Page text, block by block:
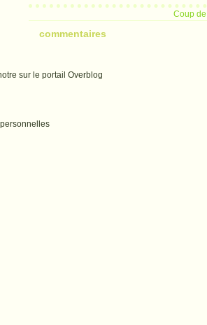
Coup
commentaires
sur le portail Overblog